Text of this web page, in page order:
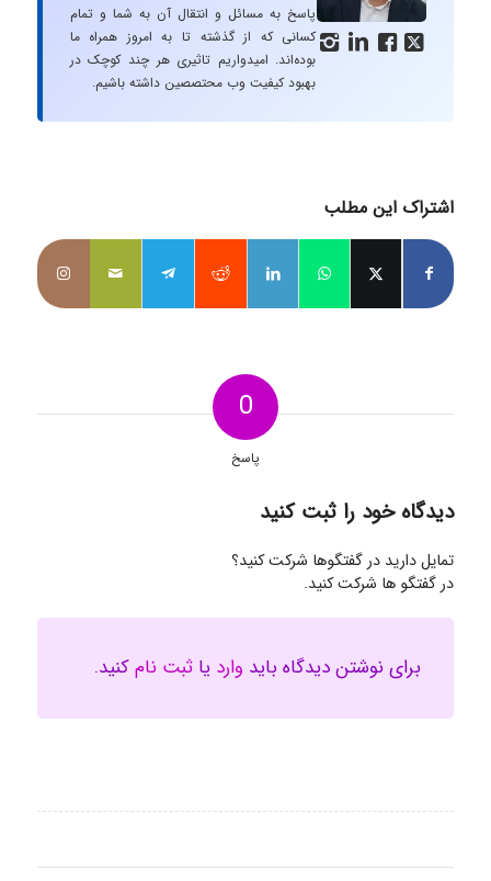
   
پاسخ به مسائل و انتقال آن به شما و تمام
کسانی که از گذشته تا به امروز همراه ما
بوده‌اند. امیدواریم تاثیری هر چند کوچک در
بهبود کیفیت وب محتصصین داشته باشیم.
اشتراک این مطلب
0
پاسخ
دیدگاه خود را ثبت کنید
تمایل دارید در گفتگوها شرکت کنید؟
در گفتگو ها شرکت کنید.
برای نوشتن دیدگاه باید وارد یا ثبت نامکنید.